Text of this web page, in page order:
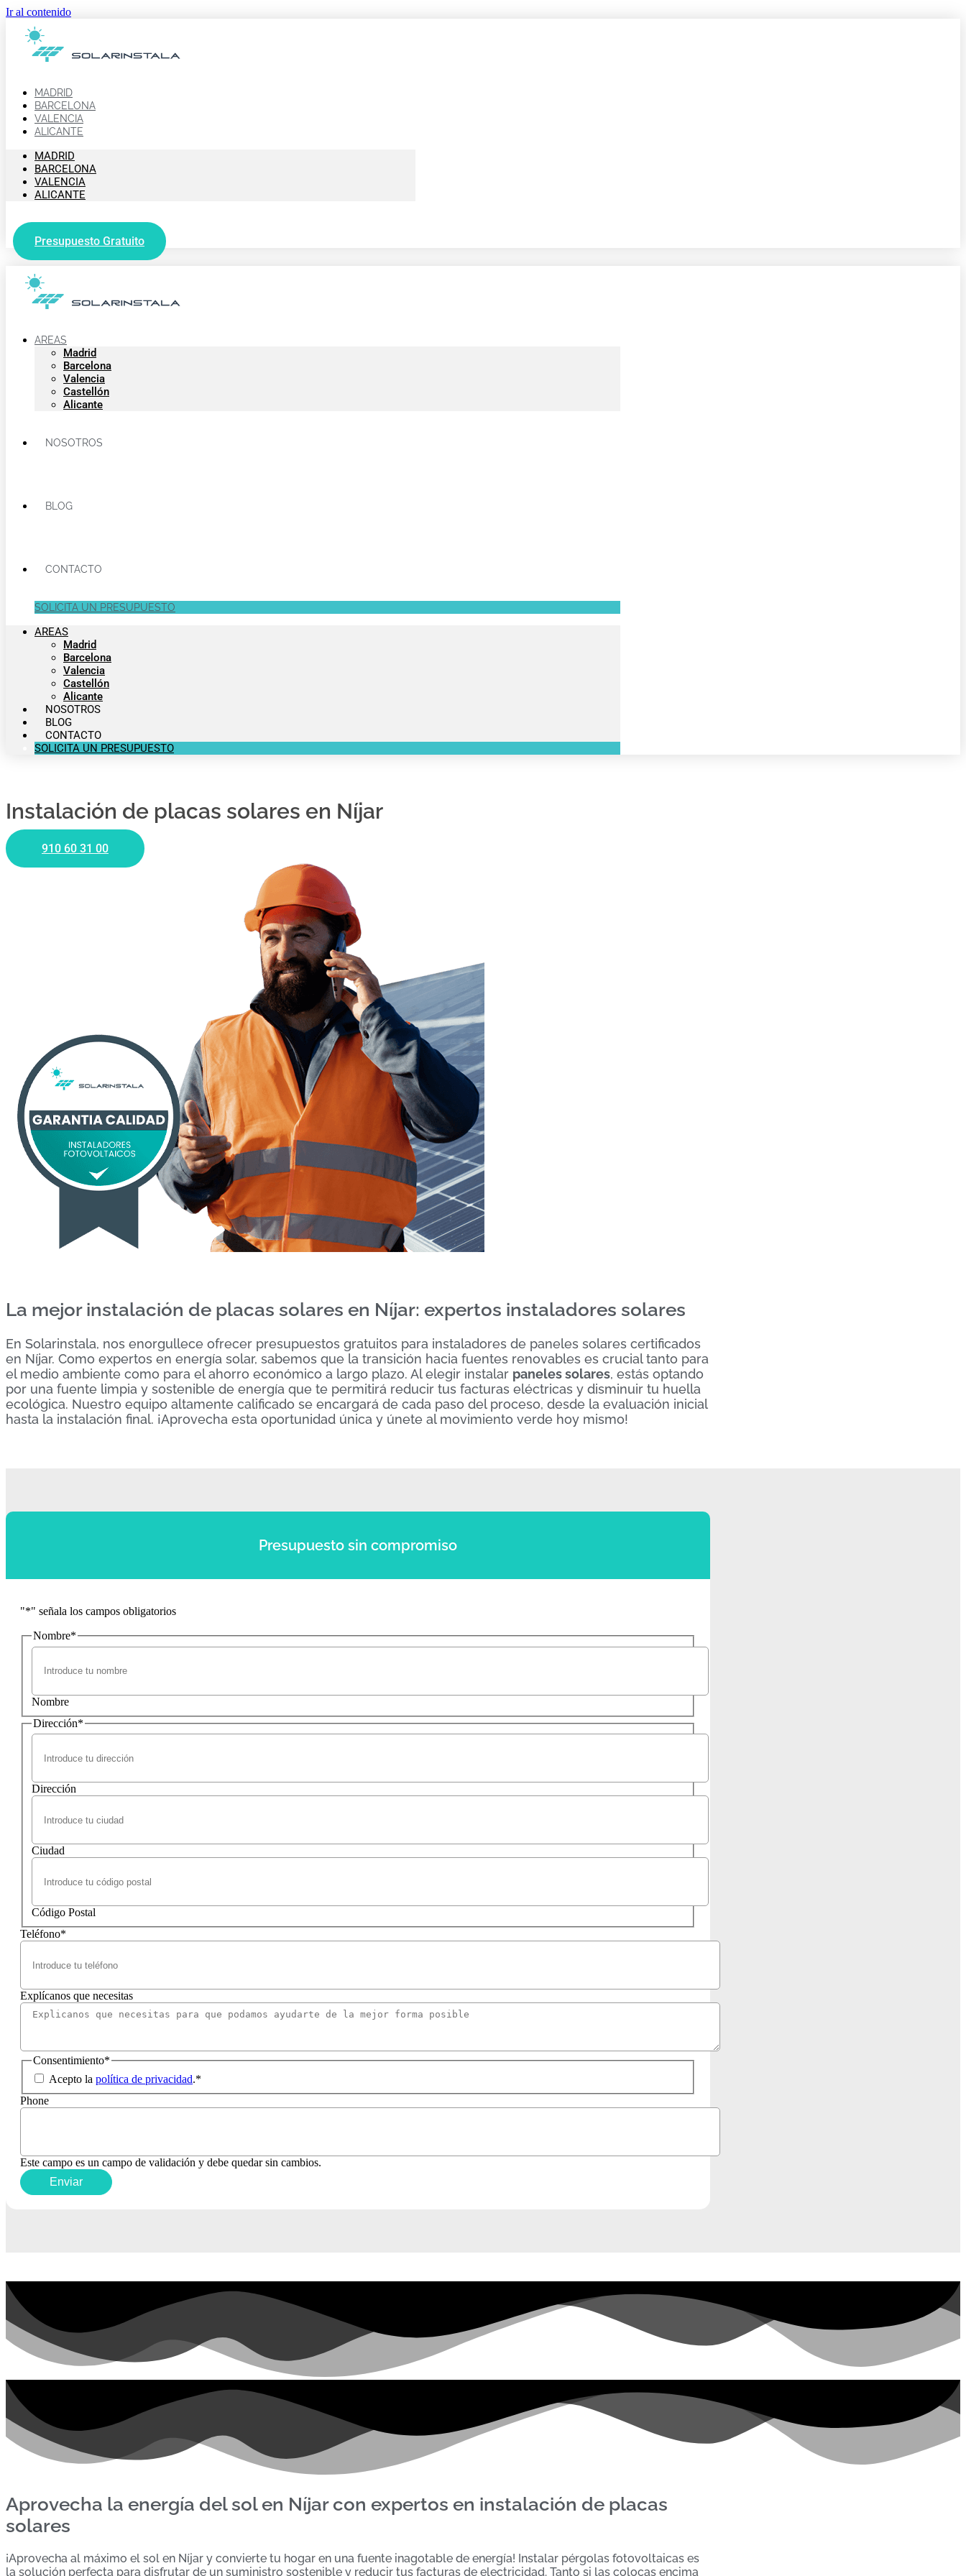
Ir al contenido
MADRID
BARCELONA
VALENCIA
ALICANTE
MADRID
BARCELONA
VALENCIA
ALICANTE
Presupuesto Gratuito
AREAS
Madrid
Barcelona
Valencia
Castellón
Alicante
NOSOTROS
BLOG
CONTACTO
SOLICITA UN PRESUPUESTO
AREAS
Madrid
Barcelona
Valencia
Castellón
Alicante
NOSOTROS
BLOG
CONTACTO
SOLICITA UN PRESUPUESTO
Instalación de placas solares en Níjar
910 60 31 00
La mejor instalación de placas solares en Níjar: expertos instaladores solares
En Solarinstala, nos enorgullece ofrecer presupuestos gratuitos para instaladores de paneles solares certificados
en Níjar. Como expertos en energía solar, sabemos que la transición hacia fuentes renovables es crucial tanto para
el medio ambiente como para el ahorro económico a largo plazo. Al elegir instalar paneles solares, estás optando
por una fuente limpia y sostenible de energía que te permitirá reducir tus facturas eléctricas y disminuir tu huella
ecológica. Nuestro equipo altamente calificado se encargará de cada paso del proceso, desde la evaluación inicial
hasta la instalación final. ¡Aprovecha esta oportunidad única y únete al movimiento verde hoy mismo!
Presupuesto sin compromiso
"*" señala los campos obligatorios
Nombre*
Nombre
Dirección*
Dirección
Ciudad
Código Postal
Teléfono*
Explícanos que necesitas
Consentimiento*
Acepto la política de privacidad.*
Phone
Este campo es un campo de validación y debe quedar sin cambios.
Aprovecha la energía del sol en Níjar con expertos en instalación de placas
solares
¡Aprovecha al máximo el sol en Níjar y convierte tu hogar en una fuente inagotable de energía! Instalar pérgolas fotovoltaicas es
la solución perfecta para disfrutar de un suministro sostenible y reducir tus facturas de electricidad. Tanto si las colocas encima